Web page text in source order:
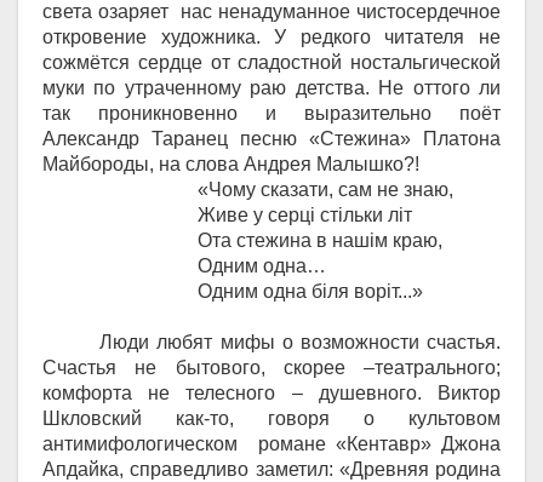
света озаряет нас ненадуманное чистосердечное
откровение художника. У редкого читателя не
сожмётся сердце от сладостной ностальгической
муки по утраченному раю детства. Не оттого ли
так проникновенно и выразительно поёт
Александр Таранец песню «Стежина» Платона
Майбороды, на слова Андрея Малышко?!
«Чому сказати, сам не знаю,
Живе у серці стільки літ
Ота стежина в нашім краю,
Одним одна…
Одним одна біля воріт...»
Люди любят мифы о возможности счастья.
Счастья не бытового, скорее –театрального;
комфорта не телесного – душевного. Виктор
Шкловский как-то, говоря о культовом
антимифологическом романе «Кентавр» Джона
Апдайка, справедливо заметил: «Древняя родина